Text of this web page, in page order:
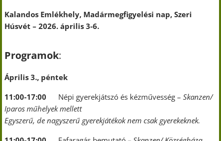
Kalandos Emlékhely, Madármegfigyelési nap, Szeri
Húsvét – 2026. április 3-6.
Programok:
Április 3., péntek
11:00-17:00 Népi gyerekjátszó és kézművesség –Skanzen/
Iparos műhelyek mellett
Egyszerű, de nagyszerű gyerekjátékok nem csak gyerekeknek.